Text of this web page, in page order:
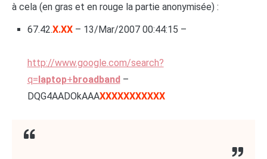
à cela (en gras et en rouge la partie anonymisée) :
67.42.X.XX– 13/Mar/2007 00:44:15 –
http://www.google.com/search?
q=laptop+broadband–
DQG4AADOkAAAXXXXXXXXXXX